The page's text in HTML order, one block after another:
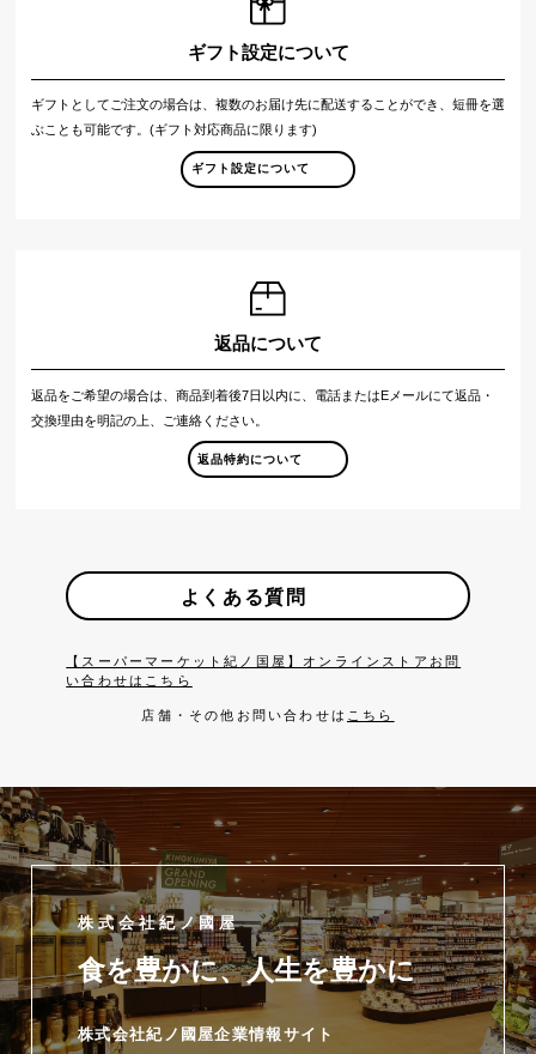
ギフト設定について
ギフトとしてご注文の場合は、複数のお届け先に配送することができ、短冊を選
ぶことも可能です。(ギフト対応商品に限ります)
ギフト設定について
返品について
返品をご希望の場合は、商品到着後7日以内に、電話またはEメールにて返品・
交換理由を明記の上、ご連絡ください。
返品特約について
よくある質問
【スーパーマーケット紀ノ国屋】オンラインストアお問
い合わせはこちら
店舗・その他お問い合わせは こちら
株式会社紀ノ國屋
食を豊かに、人生を豊かに
株式会社紀ノ國屋企業情報サイト